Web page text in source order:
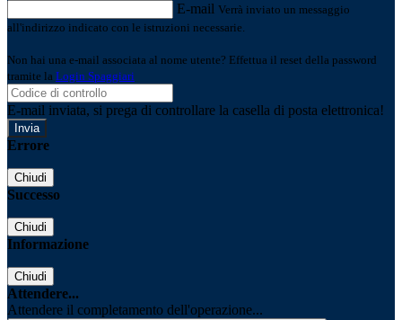
E-mail Verrà inviato un messaggio
all'indirizzo indicato con le istruzioni necessarie.
Non hai una e-mail associata al nome utente? Effettua il reset della password
tramite la Login Spaggiari
E-mail inviata, si prega di controllare la casella di posta elettronica!
Errore
Chiudi
Successo
Chiudi
Informazione
Chiudi
Attendere...
Attendere il completamento dell'operazione...